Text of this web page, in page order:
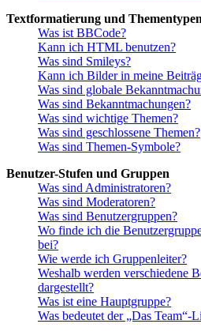
Textformatierung und Thementypen
Was ist BBCode?
Kann ich HTML benutzen?
Was sind Smileys?
Kann ich Bilder in meine
Was sind globale
Was sind Bekanntmachungen?
Was sind wichtige Themen?
Was sind geschlossene Themen?
Was sind Themen-Symbole?
Benutzer-Stufen und Gruppen
Was sind Administratoren?
Was sind Moderatoren?
Was sind Benutzergruppen?
Wo finde ich die
bei?
Wie werde ich Gruppenleiter?
Weshalb werden verschiedene
dargestellt?
Was ist eine Hauptgruppe?
Was bedeutet der „Das Team“-